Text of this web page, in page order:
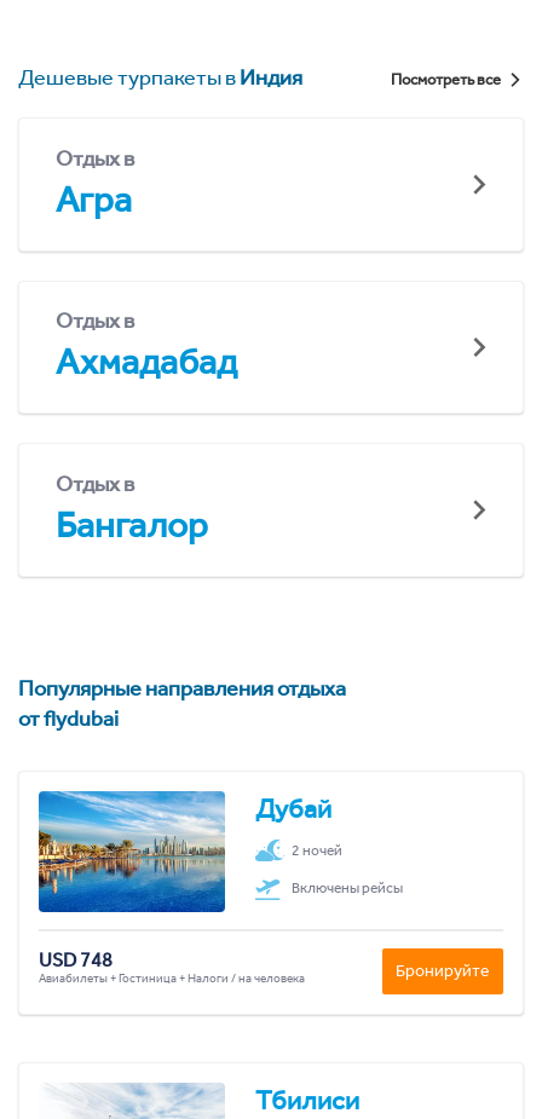
Дешевые турпакеты вИндия Посмотреть все
Отдых в
Агра
Отдых в
Ахмадабад
Отдых в
Бангалор
Популярные направления отдыха
от flydubai
Дубай
2 ночей
Включены рейсы
USD 748
Авиабилеты + Гостиница + Налоги / на человека Бронируйте
Тбилиси